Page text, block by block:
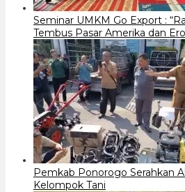
Seminar UMKM Go Export :
Tembus Pasar Amerika dan
Pemkab Ponorogo Serahkan
Kelompok Tani